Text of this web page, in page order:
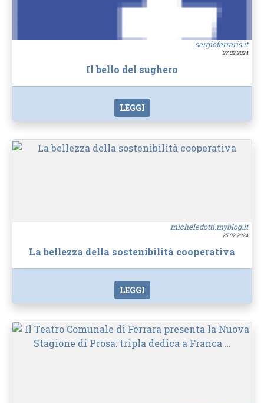
sergioferraris.it
27.02.2024
Il bello del sughero
LEGGI
micheledotti.myblog.it
25.02.2024
La bellezza della sostenibilità cooperativa
LEGGI